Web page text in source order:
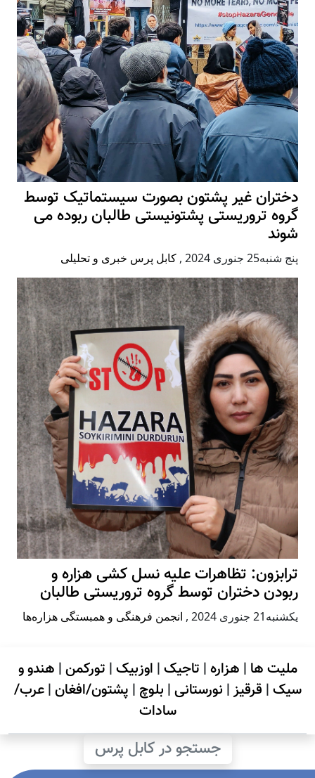
دختران غیر پشتون بصورت سیستماتیک توسط
گروه تروریستی پشتونیستی طالبان ربوده می
شوند
پنج شنبه25 جنوری 2024 , کابل پرس خبری و تحلیلی
ترابزون: تظاهرات علیه نسل کشی هزاره و
ربودن دختران توسط گروه تروریستی طالبان
يكشنبه21 جنوری 2024 , انجمن فرهنگی و همبستگی هزاره‌ها
ملیت ها | هزاره| تاجیک| اوزبیک| تورکمن| هندو و
سیک| قرقیز| نورستانی| بلوچ | پشتون/افغان|عرب/
سادات
جستجو در کابل پرس